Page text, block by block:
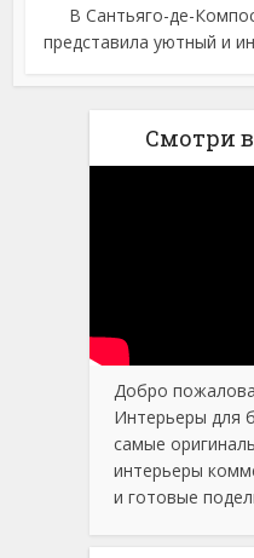
В Сантьяго-де-
представила уютный и
Смотри
Добро
Интерьеры для
самые
интерьеры
и готовые